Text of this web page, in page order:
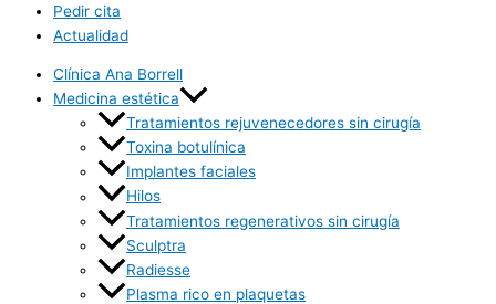
Pedir cita
Actualidad
Clínica Ana Borrell
Medicina estética
Tratamientos rejuvenecedores sin cirugía
Toxina botulínica
Implantes faciales
Hilos
Tratamientos regenerativos sin cirugía
Sculptra
Radiesse
Plasma rico en plaquetas